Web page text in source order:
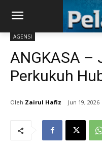
AGENSI
ANGKASA –
Perkukuh
Zairul Hafiz Jun 19, 2026